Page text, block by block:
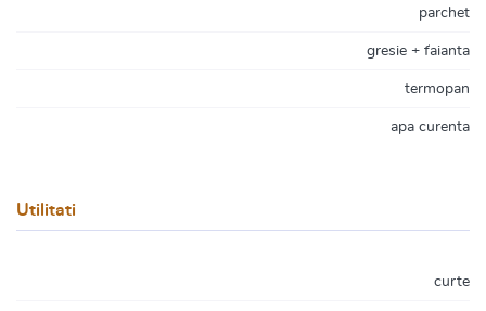
parchet
gresie + faianta
termopan
apa curenta
Utilitati
curte